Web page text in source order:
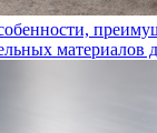
материалов